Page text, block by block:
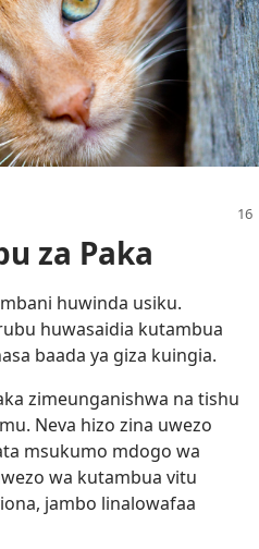
za Paka
huwinda usiku.
huwasaidia kutambua
baada ya giza kuingia.
zimeunganishwa na tishu
Neva hizo zina uwezo
msukumo mdogo wa
wa kutambua vitu
jambo linalowafaa